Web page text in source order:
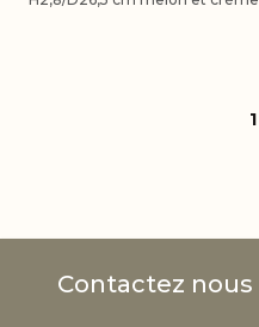
1
Contactez nous